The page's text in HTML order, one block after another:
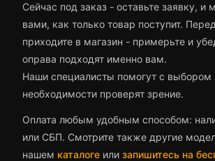
Сейчас под заказ - оставьте заявку,
вами, как только товар поступит.
приходите в магазин - примерьте и
оправа подходят именно вам.
Наши специалисты помогут с выбором
необходимости проверят зрение.
Оплата любым удобным способом:
или СБП. Смотрите также другие
нашем каталоге или запишитесь на